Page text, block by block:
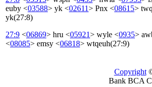
euby <03588> yk <02611> Pnx <08615>
yk(27:8)
27:9 <06869> hru <05921> wyle <0935>
<08085> emsy <06818> wtqeuh(27:9)
Copyright©
Bank BCA